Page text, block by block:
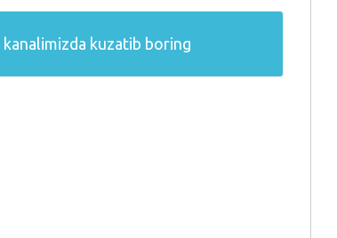
kanalimizda kuzatib boring